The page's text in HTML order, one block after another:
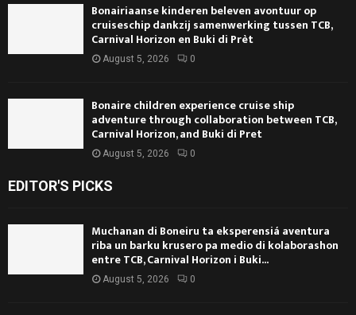
Bonairiaanse kinderen beleven avontuur op
cruiseschip dankzij samenwerking tussen TCB,
Carnival Horizon en Buki di Prèt
August 5, 2026 0
Bonaire children experience cruise ship
adventure through collaboration between TCB,
Carnival Horizon, and Buki di Pret
August 5, 2026 0
EDITOR'S PICKS
Muchanan di Boneiru ta eksperensiá aventura
riba un barku krusero pa medio di kolaborashon
entre TCB, Carnival Horizon i Buki...
August 5, 2026 0